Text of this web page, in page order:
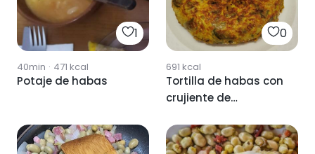
1
40min · 471 kcal
Potaje de habas
0
691 kcal
Tortilla de habas con
crujiente de